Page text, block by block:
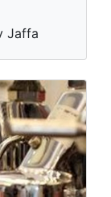
Jaffa